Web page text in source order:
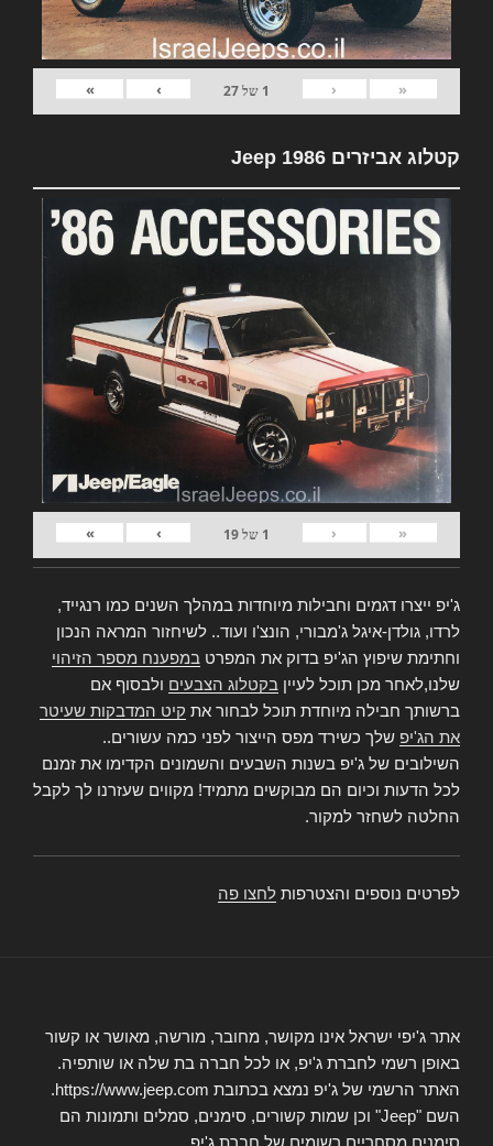
«
‹
1 של27
›
»
קטלוג אביזרים Jeep 1986
«
‹
1 של19
›
»
ג'יפ ייצרו דגמים וחבילות מיוחדות במהלך השנים כמו רנגייד,
לרדו, גולדן-איגל ג'מבורי, הונצ'ו ועוד.. לשיחזור המראה הנכון
וחתימת שיפוץ הג'יפ בדוק את המפרט במפענח מספר הזיהוי
שלנו,לאחר מכן תוכל לעיין בקטלוג הצבעים ולבסוף אם
ברשותך חבילה מיוחדת תוכל לבחור את קיט המדבקות שעיטר
את הג'יפ שלך כשירד מפס הייצור לפני כמה עשורים..
השילובים של ג'יפ בשנות השבעים והשמונים הקדימו את זמנם
לכל הדעות וכיום הם מבוקשים מתמיד! מקווים שעזרנו לך לקבל
החלטה לשחזר למקור.
לפרטים נוספים והצטרפות לחצו פה
אתר ג'יפי ישראל אינו מקושר, מחובר, מורשה, מאושר או קשור
באופן רשמי לחברת ג'יפ, או לכל חברה בת שלה או שותפיה.
האתר הרשמי של ג'יפ נמצא בכתובת https://www.jeep.com.
השם "Jeep" וכן שמות קשורים, סימנים, סמלים ותמונות הם
סימנים מסחריים רשומים של חברת ג'יפ.